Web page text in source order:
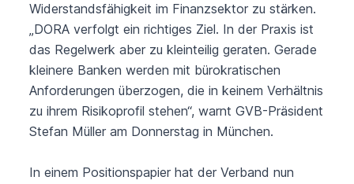
Widerstandsfähigkeit im Finanzsektor zu stärken.
„DORA verfolgt ein richtiges Ziel. In der Praxis ist
das Regelwerk aber zu kleinteilig geraten. Gerade
kleinere Banken werden mit bürokratischen
Anforderungen überzogen, die in keinem Verhältnis
zu ihrem Risikoprofil stehen“, warnt GVB-Präsident
Stefan Müller am Donnerstag in München.
In einem Positionspapier hat der Verband nun